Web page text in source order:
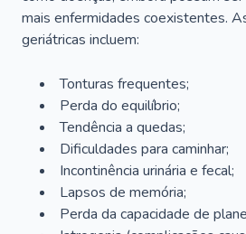
mais enfermidades coexistentes.
geriátricas incluem:
Tonturas frequentes;
Perda do equilíbrio;
Tendência a quedas;
Dificuldades para caminhar;
Incontinência urinária e fecal;
Lapsos de memória;
Perda da capacidade de